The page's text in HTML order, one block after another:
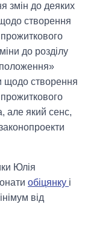
змін до деяких
створення
до розділу
положення»
щодо створення
але який сенс,
Юлія
обіцянку і
від